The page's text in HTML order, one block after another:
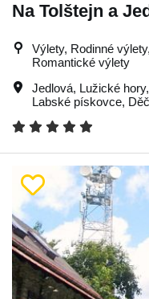
Na Tolštejn a
Výlety, Rodinné
Romantické výlety
Jedlová, Lužické hory,
Labské pískovce,